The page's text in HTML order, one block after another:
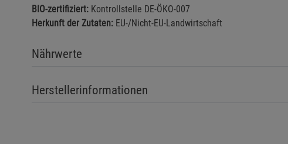
BIO-zertifiziert: Kontrollstelle DE-ÖKO-007
Herkunft der Zutaten: EU-/Nicht-EU-Landwirtschaft
Nährwerte
Herstellerinformationen